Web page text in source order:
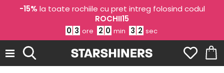
-15% la toate rochiile cu pret intreg folosind codul
ROCHII15
0 3 ore 2 0 min 2 9 sec